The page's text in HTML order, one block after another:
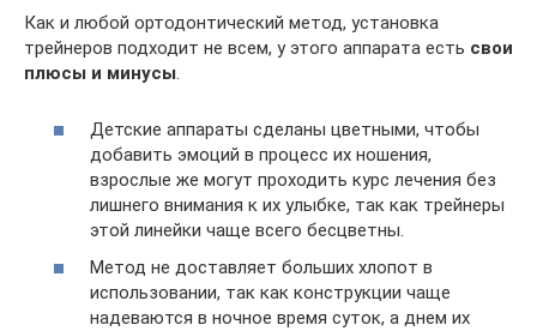
Как и любой ортодонтический метод, установка
трейнеров подходит не всем, у этого аппарата есть свои
плюсы и минусы.
Детские аппараты сделаны цветными, чтобы
добавить эмоций в процесс их ношения,
взрослые же могут проходить курс лечения без
лишнего внимания к их улыбке, так как трейнеры
этой линейки чаще всего бесцветны.
Метод не доставляет больших хлопот в
использовании, так как конструкции чаще
надеваются в ночное время суток, а днем их